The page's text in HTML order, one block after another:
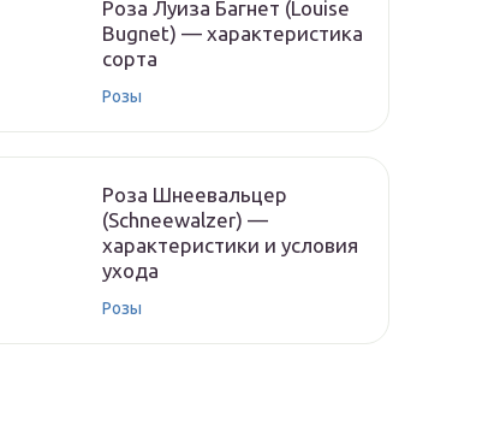
Роза Луиза Багнет (Louise
Bugnet) — характеристика
сорта
Розы
Роза Шнеевальцер
(Schneewalzer) —
характеристики и условия
ухода
Розы